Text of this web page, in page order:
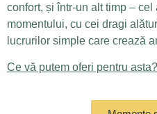
confort, și într-un alt timp – cel
momentului, cu cei dragi
lucrurilor simple care crează
Ce vă putem oferi pentru asta?